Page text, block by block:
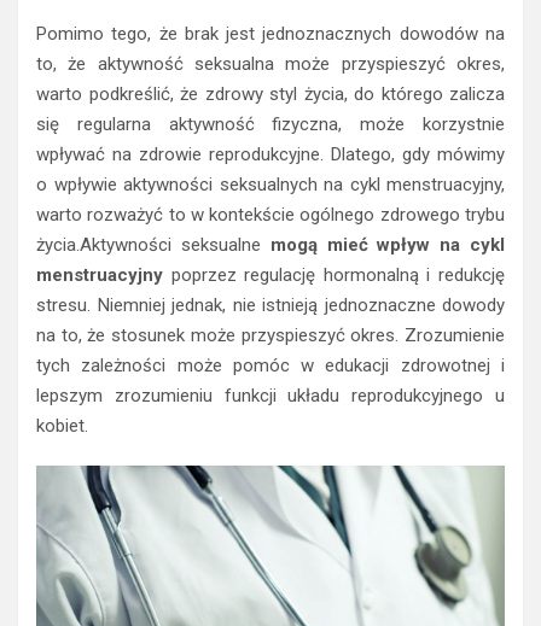
Pomimo tego, że brak jest jednoznacznych dowodów na
to, że aktywność seksualna może przyspieszyć okres,
warto podkreślić, że zdrowy styl życia, do którego zalicza
się regularna aktywność fizyczna, może korzystnie
wpływać na zdrowie reprodukcyjne. Dlatego, gdy mówimy
o wpływie aktywności seksualnych na cykl menstruacyjny,
warto rozważyć to w kontekście ogólnego zdrowego trybu
życia.Aktywności seksualne mogą mieć wpływ na cykl
menstruacyjny poprzez regulację hormonalną i redukcję
stresu. Niemniej jednak, nie istnieją jednoznaczne dowody
na to, że stosunek może przyspieszyć okres. Zrozumienie
tych zależności może pomóc w edukacji zdrowotnej i
lepszym zrozumieniu funkcji układu reprodukcyjnego u
kobiet.